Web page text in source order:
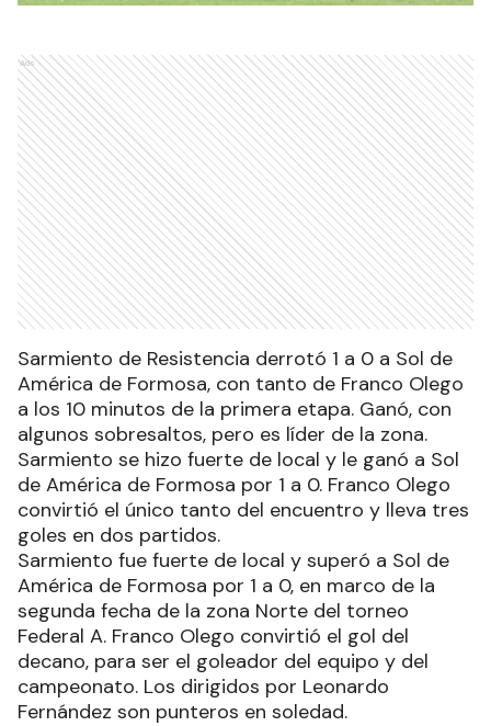
Ads
Sarmiento de Resistencia derrotó 1 a 0 a Sol de
América de Formosa, con tanto de Franco Olego
a los 10 minutos de la primera etapa. Ganó, con
algunos sobresaltos, pero es líder de la zona.
Sarmiento se hizo fuerte de local y le ganó a Sol
de América de Formosa por 1 a 0. Franco Olego
convirtió el único tanto del encuentro y lleva tres
goles en dos partidos.
Sarmiento fue fuerte de local y superó a Sol de
América de Formosa por 1 a 0, en marco de la
segunda fecha de la zona Norte del torneo
Federal A. Franco Olego convirtió el gol del
decano, para ser el goleador del equipo y del
campeonato. Los dirigidos por Leonardo
Fernández son punteros en soledad.